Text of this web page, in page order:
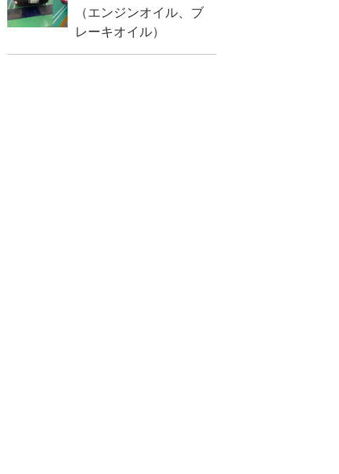
（エンジンオイル、ブ
レーキオイル）